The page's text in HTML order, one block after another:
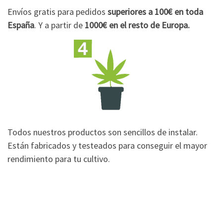
Envíos gratis para pedidos superiores a 100€ en toda
España. Y a partir de 1000€ en el resto de Europa.
Todos nuestros productos son sencillos de instalar.
Están fabricados y testeados para conseguir el mayor
rendimiento para tu cultivo.